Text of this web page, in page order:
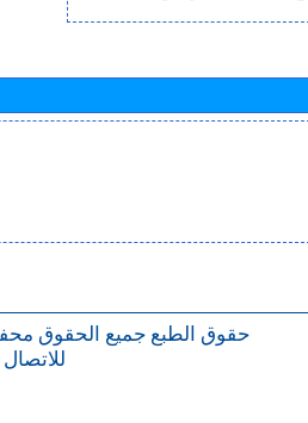
حقوق الطبع جميع الحقوق